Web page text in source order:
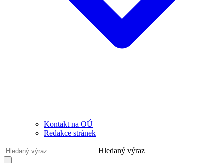
Kontakt na OÚ
Redakce stránek
Hledaný výraz